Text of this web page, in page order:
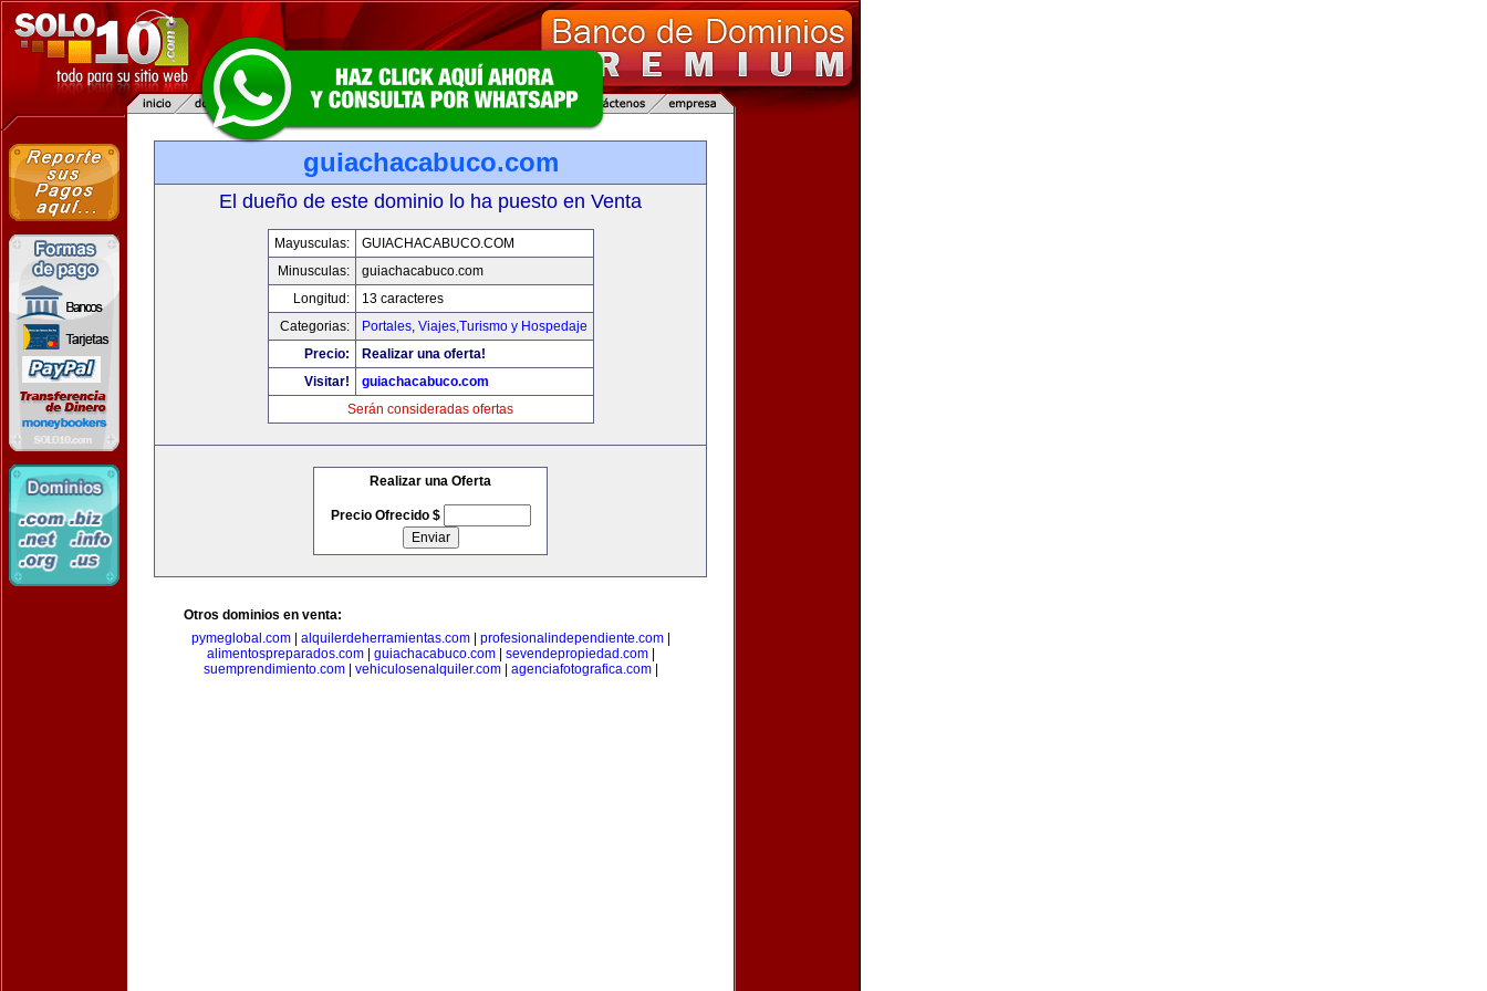
guiachacabuco.com
El dueño de este dominio lo ha puesto en Venta
Mayusculas:
GUIACHACABUCO.COM
Minusculas:
guiachacabuco.com
Longitud:
13 caracteres
Categorias:
Portales, Viajes,Turismo y Hospedaje
Precio:
Realizar una oferta!
Visitar!
guiachacabuco.com
Serán consideradas ofertas
Realizar una Oferta
Precio Ofrecido $
Otros dominios en venta:
pymeglobal.com| alquilerdeherramientas.com| profesionalindependiente.com|
alimentospreparados.com| guiachacabuco.com| sevendepropiedad.com|
suemprendimiento.com| vehiculosenalquiler.com| agenciafotografica.com|